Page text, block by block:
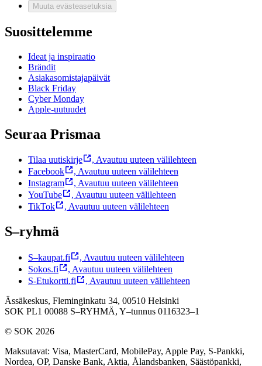
Muuta evästeasetuksia
Suosittelemme
Ideat ja inspiraatio
Brändit
Asiakasomistajapäivät
Black Friday
Cyber Monday
Apple-uutuudet
Seuraa Prismaa
Tilaa uutiskirje , Avautuu uuteen välilehteen
Facebook
, Avautuu uuteen välilehteen
Instagram
, Avautuu uuteen välilehteen
YouTube
, Avautuu uuteen välilehteen
TikTok
, Avautuu uuteen välilehteen
S–ryhmä
S–kaupat.fi , Avautuu uuteen välilehteen
Sokos.fi
, Avautuu uuteen välilehteen
S-Etukortti.fi
, Avautuu uuteen välilehteen
Ässäkeskus, Fleminginkatu 34, 00510 Helsinki
SOK PL1 00088 S–RYHMÄ, Y–tunnus 0116323–1
© SOK 2026
Maksutavat: Visa, MasterCard, MobilePay, Apple Pay, S-Pankki,
Nordea, OP, Danske Bank, Aktia, Ålandsbanken, Säästöpankki,